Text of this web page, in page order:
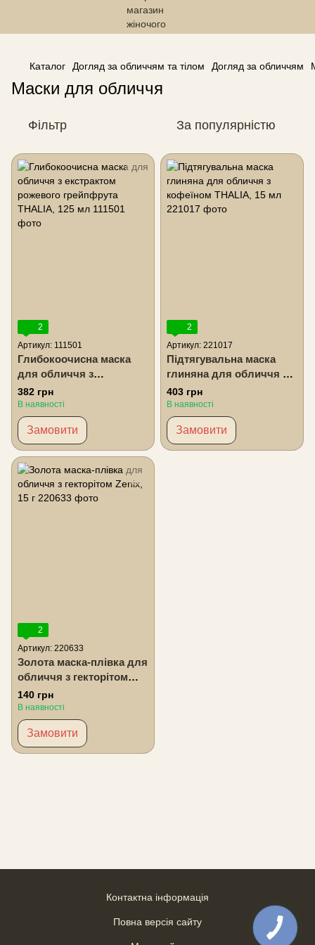
------------------------------------------------
Каталог Догляд за обличчям та тілом Догляд за обличчям
Маски для обличчя
Фільтр За популярністю
2
Артикул: 111501
Глибокоочисна маска
для обличчя з
екстрактом рожевого
грейпфрута THALIA, 125
мл
382 грн
В наявності
Замовити
2
Артикул: 221017
Підтягувальна маска
глиняна для обличчя з
кофеїном THALIA, 15 мл
403 грн
В наявності
Замовити
2
Артикул: 220633
Золота маска-плівка для
обличчя з гекторітом
Zenix, 15 г
140 грн
В наявності
Замовити
Контактна інформація
Повна версія сайту